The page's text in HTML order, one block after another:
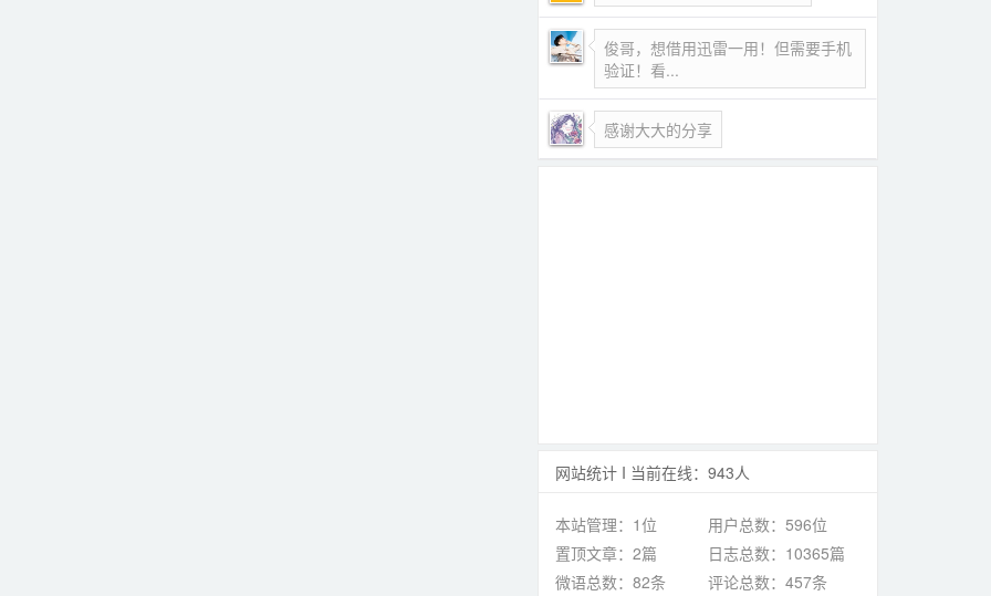
俊哥，想借用迅雷一用！但需要手机
验证！看...
感谢大大的分享
网站统计 I 当前在线：943人
本站管理：1位
用户总数：596位
置顶文章：2篇
日志总数：10365篇
微语总数：82条
评论总数：457条